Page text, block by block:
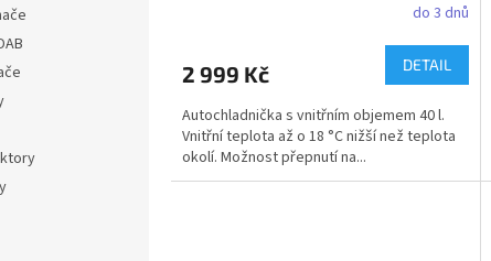
do 3 dnů
2 999 Kč DETAIL
Autochladnička s vnitřním objemem 40 l.
Vnitřní teplota až o 18 °C nižší než teplota
okolí. Možnost přepnutí na...